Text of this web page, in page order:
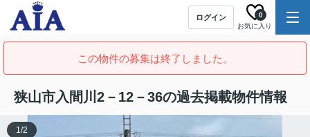
ログイン
お気に入り
0
この物件の募集は終了しました。
狭山市入間川2－12－36の過去掲載物件情報
1/2